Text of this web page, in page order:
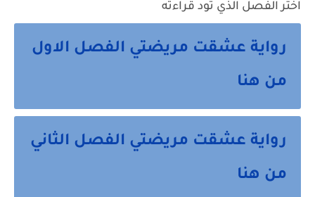
اختر الفصل الذي تود قراءته
رواية عشقت مريضتي الفصل الاول
من هنا
رواية عشقت مريضتي الفصل الثاني
من هنا